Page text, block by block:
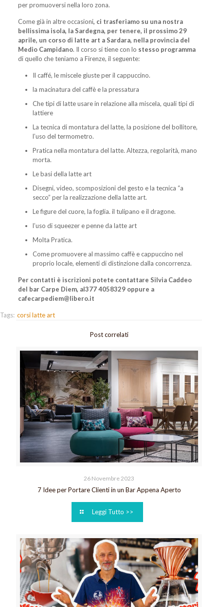
per promuoversi nella loro zona.
Come già in altre occasioni, ci trasferiamo su una nostra
bellissima isola, la Sardegna, per tenere, il prossimo 29
aprile, un corso di latte art a Sardara, nella provincia del
Medio Campidano. Il corso si tiene con lo stesso programma
di quello che teniamo a Firenze, il seguente:
Il caffé, le miscele giuste per il cappuccino.
la macinatura del caffè e la pressatura
Che tipi di latte usare in relazione alla miscela, quali tipi di
lattiere
La tecnica di montatura del latte, la posizione del bollitore,
l’uso del termometro.
Pratica nella montatura del latte. Altezza, regolarità, mano
morta.
Le basi della latte art
Disegni, video, scomposizioni del gesto e la tecnica “a
secco” per la realizzazione della latte art.
Le figure del cuore, la foglia. il tulipano e il dragone.
l’uso di squeezer e penne da latte art
Molta Pratica.
Come promuovere al massimo caffè e cappuccino nel
proprio locale, elementi di distinzione dalla concorrenza.
Per contatti è iscrizioni potete contattare Silvia Caddeo
del bar Carpe Diem, al377 4058329 oppure a
cafecarpediem@libero.it
Tags: corsi latte art
Post correlati
26 Novembre 2023
7 Idee per Portare Clienti in un Bar Appena Aperto
Leggi Tutto >>